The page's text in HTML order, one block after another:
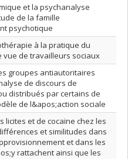
et la psychanalyse
de la famille
psychotique
à la pratique du
vue de travailleurs sociaux
groupes antiautoritaires
de discours de
distribués par certains de
de l&apos;action sociale
licites et de cocaïne chez les
et similitudes dans
et dans les
rattachent ainsi que les